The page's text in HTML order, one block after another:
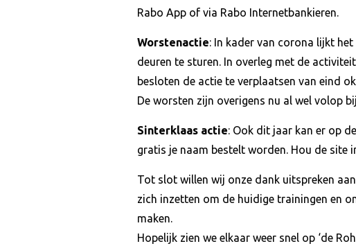
Rabo App of via Rabo Internetbankieren.
Worstenactie: In kader van corona lijkt
deuren te sturen. In overleg met de
besloten de actie te verplaatsen van eind
De worsten zijn overigens nu al wel volop
Sinterklaas actie: Ook dit jaar kan er op
gratis je naam bestelt worden. Hou de site
Tot slot willen wij onze dank uitspreken
zich inzetten om de huidige trainingen en
maken.
Hopelijk zien we elkaar weer snel op ‘de